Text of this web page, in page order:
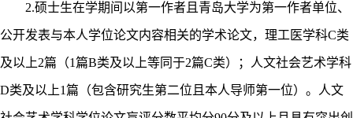
2.硕士生在学期间以第一作者且青岛大学为第一作者单位、
公开发表与本人学位论文内容相关的学术论文，理工医学科C类
及以上2篇（1篇B类及以上等同于2篇C类）；人文社会艺术学科
D类及以上1篇（包含研究生第二位且本人导师第一位）。人文